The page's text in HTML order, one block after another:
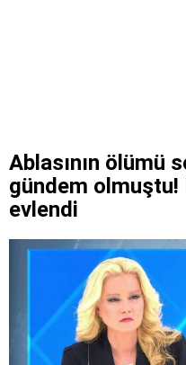
Ablasının ölümü
gündem olmuştu!
evlendi